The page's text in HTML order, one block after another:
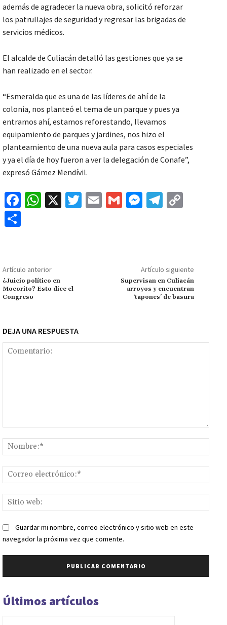
además de agradecer la nueva obra, solicitó reforzar
los patrullajes de seguridad y regresar las brigadas de
servicios médicos.
El alcalde de Culiacán detalló las gestiones que ya se
han realizado en el sector.
“Esmeralda que es una de las líderes de ahí de la
colonia, nos planteó el tema de un parque y pues ya
entramos ahí, estamos reforestando, llevamos
equipamiento de parques y jardines, nos hizo el
planteamiento de una nueva aula para casos especiales
y ya el día de hoy fueron a ver la delegación de Conafe”,
expresó Gámez Mendívil.
Fa
o
k
W
p
p
X
T
E
G
M
ge
r
Te
m Li
n
k
p
ar
tir
Artículo anterior
¿Juicio político en
Mocorito? Esto dice el
Congreso
Artículo siguiente
Supervisan en Culiacán
arroyos y encuentran
‘tapones’ de basura
DEJA UNA RESPUESTA
web:
Guardar mi nombre, correo electrónico y sitio web en este
navegador la próxima vez que comente.
Últimos artículos